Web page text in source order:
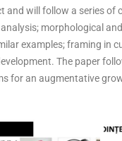
and will follow a series
morphological
examples; framing in
The paper
for an augmentative